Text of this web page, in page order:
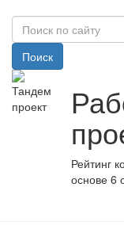
Поиск
Рейтинг
основе 6